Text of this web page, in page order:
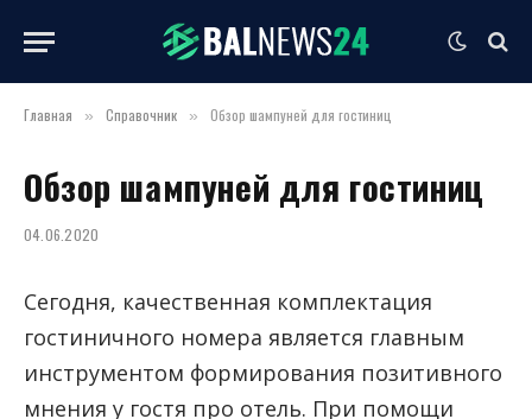
Главная » Справочник » Обзор шампуней для гостиниц
Обзор шампуней для гостиниц
04.06.2020
Сегодня, качественная комплектация
гостиничного номера является главным
инструментом формирования позитивного
мнения у гостя про отель. При помощи